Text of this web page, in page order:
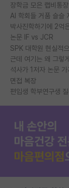
장학금 모은 랩비통장
AI 학회들 거품 슬슬
논문 IF vs JCR
SPK 대학원 현실적
근데 여기는 왜 그렇
석사가 1저자 논문
면접 복장
편입생 학부연구생